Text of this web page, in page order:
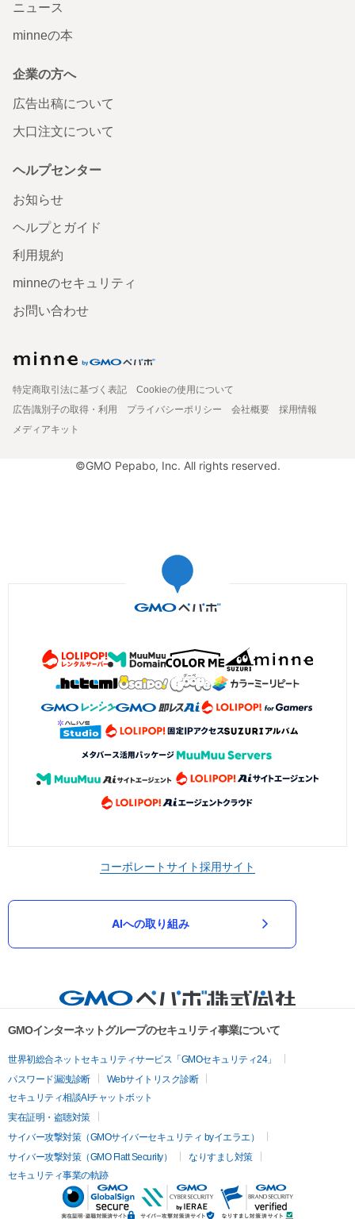
ニュース
minneの本
企業の方へ
広告出稿について
大口注文について
ヘルプセンター
お知らせ
ヘルプとガイド
利用規約
minneのセキュリティ
お問い合わせ
特定商取引法に基づく表記
Cookieの使用について
広告識別子の取得・利用
プライバシーポリシー 会社概要
採用情報
メディアキット
©GMO Pepabo, Inc. All rights reserved.
コーポレートサイト採用サイト
AIへの取り組み
GMOインターネットグループのセキュリティ事業について
世界初総合ネットセキュリティサービス「GMOセキュリティ24」
パスワード漏洩診断
Webサイトリスク診断
セキュリティ相談AIチャットボット
実在証明・盗聴対策
サイバー攻撃対策（GMOサイバーセキュリティ byイエラエ）
サイバー攻撃対策（GMO Flatt Security）
なりすまし対策
セキュリティ事業の軌跡